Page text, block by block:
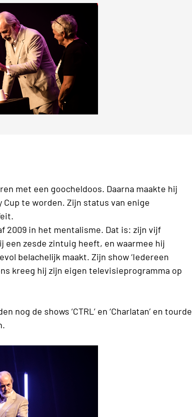
met een goocheldoos. Daarna maakte hij
Cup te worden. Zijn status van enige
2009 in het mentalisme. Dat is: zijn vijf
zesde zintuig heeft, en waarmee hij
belachelijk maakt. Zijn show ‘Iedereen
kreeg hij zijn eigen televisieprogramma op
nog de shows ‘CTRL’ en ‘Charlatan’ en tourde